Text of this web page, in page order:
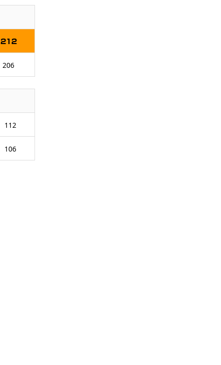
212
206
112
106